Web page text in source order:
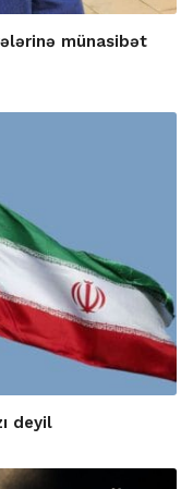
münasibət
deyil